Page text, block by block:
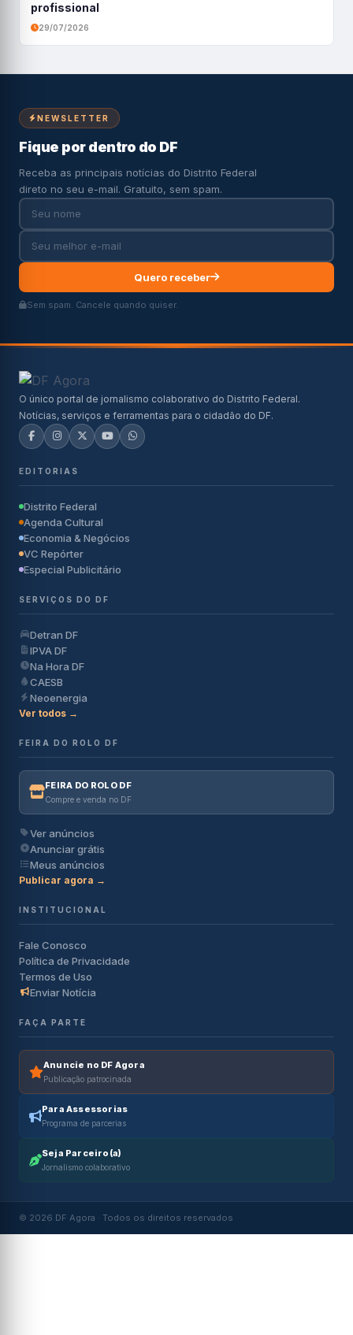
profissional
29/07/2026
NEWSLETTER
Fique por dentro do DF
Receba as principais notícias do Distrito Federal
direto no seu e-mail. Gratuito, sem spam.
Quero receber
Sem spam. Cancele quando quiser.
O único portal de jornalismo colaborativo do Distrito Federal.
Notícias, serviços e ferramentas para o cidadão do DF.
EDITORIAS
Distrito Federal
Agenda Cultural
Economia & Negócios
VC Repórter
Especial Publicitário
SERVIÇOS DO DF
Detran DF
IPVA DF
Na Hora DF
CAESB
Neoenergia
Ver todos →
FEIRA DO ROLO DF
FEIRA DO ROLO DF
Compre e venda no DF
Ver anúncios
Anunciar grátis
Meus anúncios
Publicar agora →
INSTITUCIONAL
Fale Conosco
Política de Privacidade
Termos de Uso
Enviar Notícia
FAÇA PARTE
Anuncie no DF Agora
Publicação patrocinada
Para Assessorias
Programa de parcerias
Seja Parceiro(a)
Jornalismo colaborativo
© 2026 DF Agora · Todos os direitos reservados